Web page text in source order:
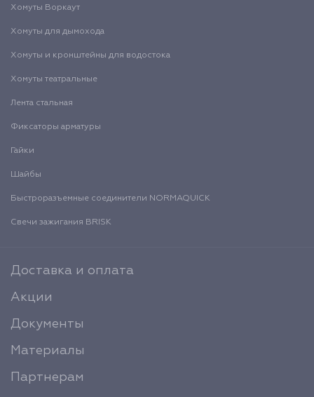
Хомуты Воркаут
Хомуты для дымохода
Хомуты и кронштейны для водостока
Хомуты театральные
Лента стальная
Фиксаторы арматуры
Гайки
Шайбы
Быстроразъемные соединители NORMAQUICK
Свечи зажигания BRISK
Доставка и оплата
Акции
Документы
Материалы
Партнерам